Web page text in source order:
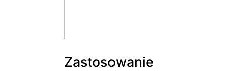
Zastosowanie